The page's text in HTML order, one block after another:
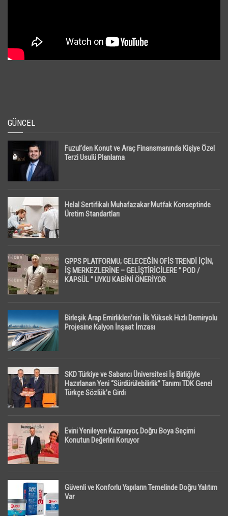
GÜNCEL
Fuzul’den Konut ve Araç Finansmanında Kişiye Özel
Terzi Usulü Planlama
Helal Sertifikalı Muhafazakar Mutfak Konseptinde
Üretim Standartları
GPPS PLATFORMU; GELECEĞİN OFİS TRENDİ İÇİN,
İŞ MERKEZLERİNE – GELİŞTİRİCİLERE ” POD /
KAPSÜL ” UYKU KABİNİ ÖNERİYOR
Birleşik Arap Emirlikleri’nin İlk Yüksek Hızlı Demiryolu
Projesine Kalyon İnşaat İmzası
SKD Türkiye ve Sabancı Üniversitesi İş Birliğiyle
Hazırlanan Yeni “Sürdürülebilirlik” Tanımı TDK Genel
Türkçe Sözlük’e Girdi
Evini Yenileyen Kazanıyor, Doğru Boya Seçimi
Konutun Değerini Koruyor
Güvenli ve Konforlu Yapıların Temelinde Doğru Yalıtım
Var